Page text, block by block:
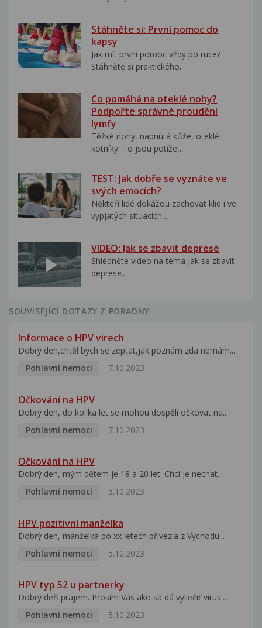
Stáhněte si: První pomoc do
kapsy
Jak mít první pomoc vždy po ruce?
Stáhněte si praktického...
Co pomáhá na oteklé nohy?
Podpořte správné proudění
lymfy
Těžké nohy, napnutá kůže, oteklé
kotníky. To jsou potíže,...
TEST: Jak dobře se vyznáte ve
svých emocích?
Někteří lidé dokážou zachovat klid i ve
vypjatých situacích....
VIDEO: Jak se zbavit deprese
Shlédněte video na téma jak se zbavit
deprese..
SOUVISEJÍCÍ DOTAZY Z PORADNY
Informace o HPV virech
Dobrý den,chtěl bych se zeptat,jak poznám zda nemám...
Pohlavní nemoci
7.10.2023
Očkování na HPV
Dobrý den, do kolika let se mohou dospělí očkovat na...
Pohlavní nemoci
7.10.2023
Očkování na HPV
Dobrý den, mým dětem je 18 a 20 let. Chci je nechat...
Pohlavní nemoci
5.10.2023
HPV pozitivní manželka
Dobrý den, manželka po xx letech přivezla z Východu...
Pohlavní nemoci
5.10.2023
HPV typ 52 u partnerky
Dobrý deň prajem. Prosím Vás ako sa dá vyliečiť vírus...
Pohlavní nemoci
5.10.2023